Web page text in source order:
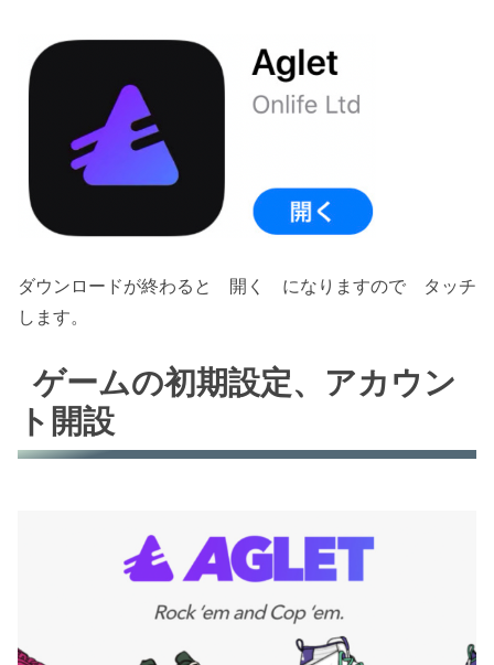
ダウンロードが終わると 開く になりますので タッチ
します。
ゲームの初期設定、アカウン
ト開設